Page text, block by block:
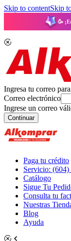
Skip to contentSkip
🥳
Ingresa tu correo
Correo electrónico
Ingrese un correo
Continuar
Paga tu crédito
Servicio: (604)
Catálogo
Sigue Tu
Consulta tu
Nuestras
Blog
Ayuda